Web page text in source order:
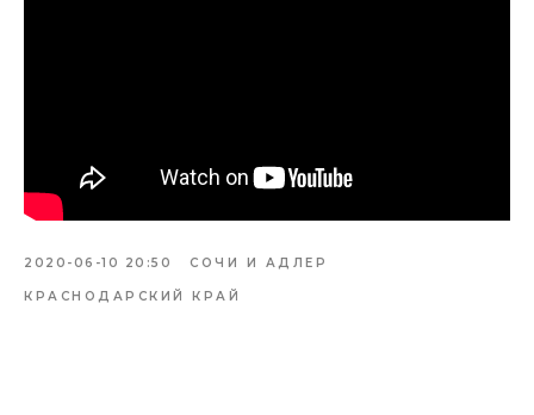
2020-06-10 20:50 СОЧИ И АДЛЕР
КРАСНОДАРСКИЙ КРАЙ